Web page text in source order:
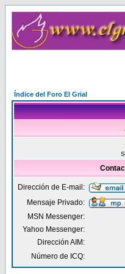
Índice del Foro El Grial
Dirección de E-mail:
Mensaje Privado:
MSN Messenger:
Yahoo Messenger:
Dirección AIM:
Número de ICQ: